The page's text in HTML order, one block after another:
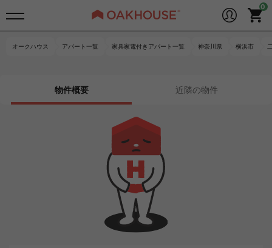
オークハウス アパート一覧 家具家電付きアパート一覧 神奈川県 横浜市
物件概要 近隣の物件